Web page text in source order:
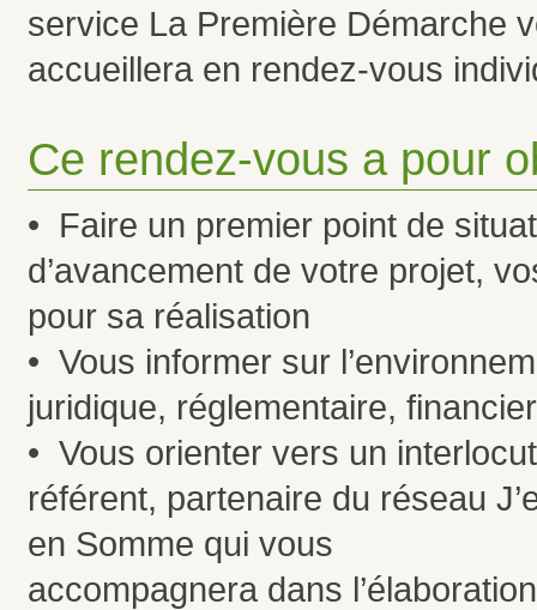
service La Première Démarche
accueillera en rendez-vous
Ce rendez-vous a pour
• Faire un premier point de
d’avancement de votre projet,
pour sa réalisation
• Vous informer sur
juridique, réglementaire, financier
• Vous orienter vers un
référent, partenaire du réseau
en Somme qui vous
accompagnera dans